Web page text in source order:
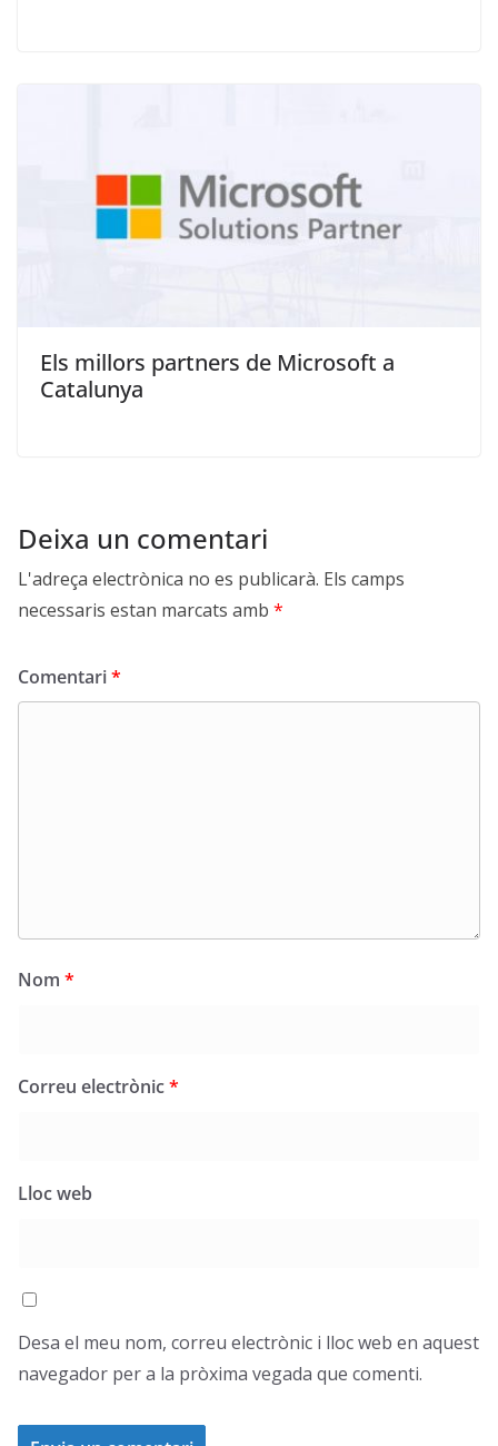
Els millors partners de Microsoft a
Catalunya
Deixa un comentari
L'adreça electrònica no es publicarà. Els camps
necessaris estan marcats amb *
Comentari*
Nom *
Correu electrònic*
Lloc web
Desa el meu nom, correu electrònic i lloc web en aquest
navegador per a la pròxima vegada que comenti.